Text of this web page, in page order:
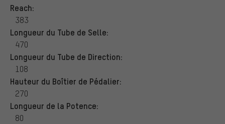
Reach:
383
Longueur du Tube de Selle:
470
Longueur du Tube de Direction:
108
Hauteur du Boîtier de Pédalier:
270
Longueur de la Potence:
80